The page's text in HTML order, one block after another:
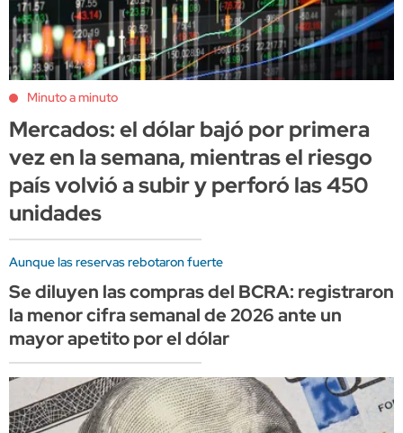
Minuto a minuto
Mercados: el dólar bajó por primera
vez en la semana, mientras el riesgo
país volvió a subir y perforó las 450
unidades
Aunque las reservas rebotaron fuerte
Se diluyen las compras del BCRA: registraron
la menor cifra semanal de 2026 ante un
mayor apetito por el dólar